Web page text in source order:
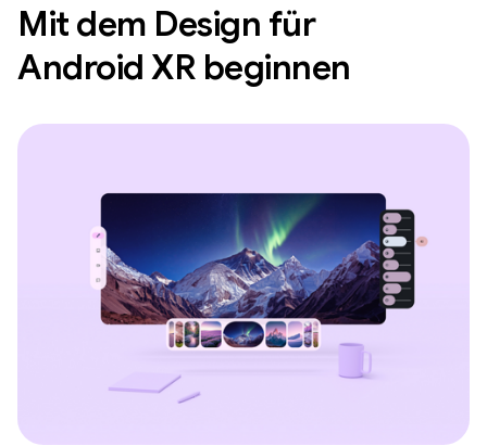
Mit dem Design für
Android XR beginnen